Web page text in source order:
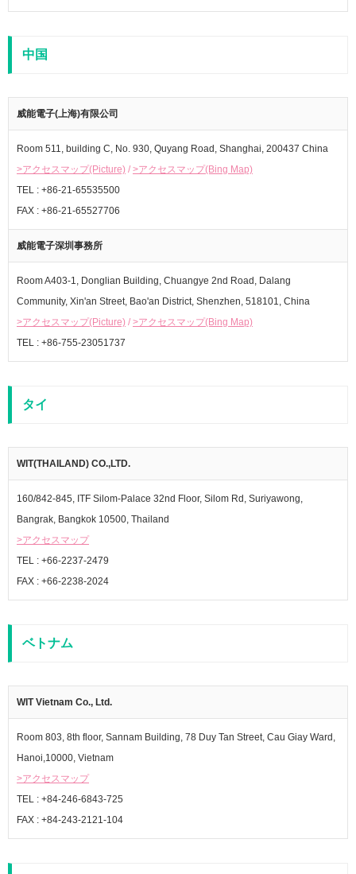
中国
威能電子(上海)有限公司
Room 511, building C, No. 930, Quyang Road, Shanghai, 200437 China
>アクセスマップ(Picture) />アクセスマップ(Bing Map)
TEL : +86-21-65535500
FAX : +86-21-65527706
威能電子深圳事務所
Room A403-1, Donglian Building, Chuangye 2nd Road, Dalang
Community, Xin'an Street, Bao'an District, Shenzhen, 518101, China
>アクセスマップ(Picture) />アクセスマップ(Bing Map)
TEL : +86-755-23051737
タイ
WIT(THAILAND) CO.,LTD.
160/842-845, ITF Silom-Palace 32nd Floor, Silom Rd, Suriyawong,
Bangrak, Bangkok 10500, Thailand
>アクセスマップ
TEL : +66-2237-2479
FAX : +66-2238-2024
ベトナム
WIT Vietnam Co., Ltd.
Room 803, 8th floor, Sannam Building, 78 Duy Tan Street, Cau Giay Ward,
Hanoi,10000, Vietnam
>アクセスマップ
TEL : +84-246-6843-725
FAX : +84-243-2121-104